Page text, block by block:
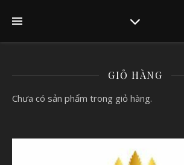
GIỎ HÀNG
Chưa có sản phẩm trong giỏ hàng.